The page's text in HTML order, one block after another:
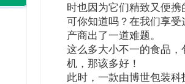
时也因为它们精致又便携
可你知道吗？在我们享
产商出了一道难题。
这么多大小不一的食品
机，那该多好！
此时，一款由博世包装科